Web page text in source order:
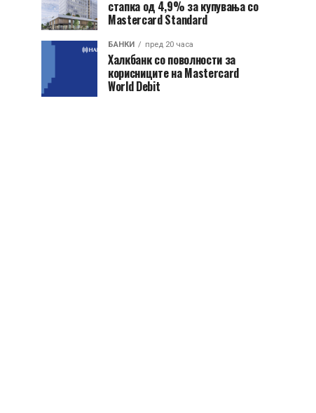
стапка од 4,9% за купувања со
Mastercard Standard
БАНКИ пред 20 часа
Халкбанк со поволности за
корисниците на Mastercard
World Debit